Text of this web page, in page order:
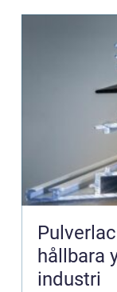
hållbara
industri